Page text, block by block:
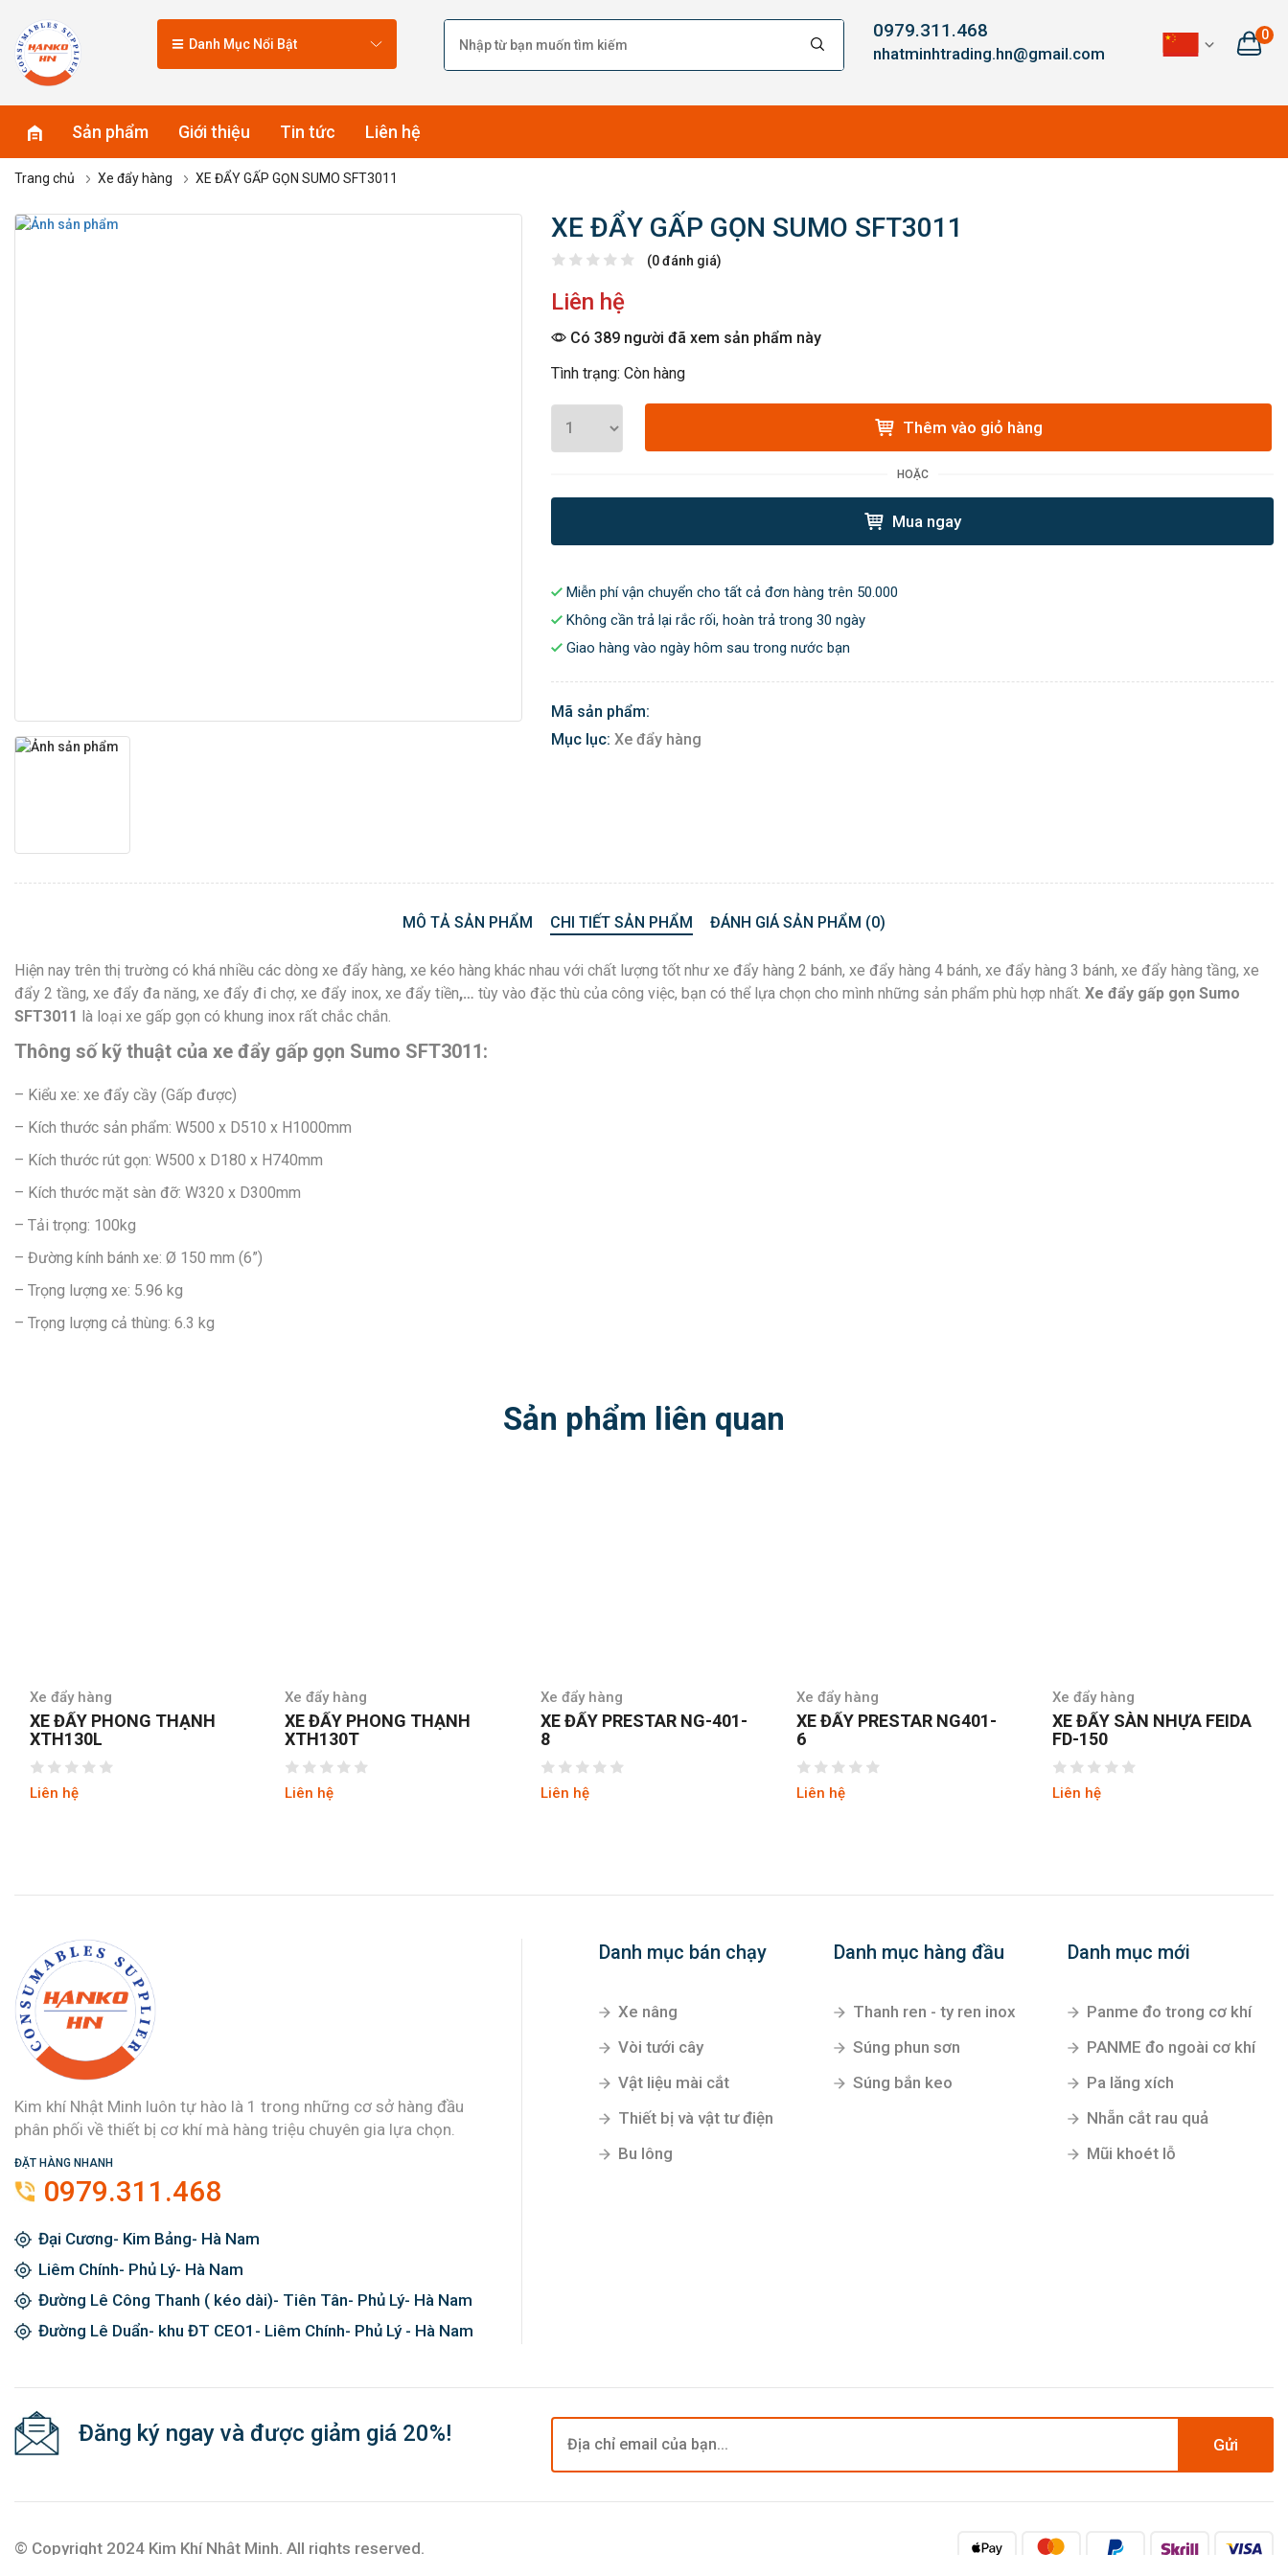
Danh Mục Nổi Bật
0979.311.468
nhatminhtrading.hn@gmail.com
0
Sản phẩm Giới thiệu Tin tức Liên hệ
Trang chủ Xe đẩy hàng XE ĐẨY GẤP GỌN SUMO SFT3011
XE ĐẨY GẤP GỌN SUMO SFT3011
(0 đánh giá)
Liên hệ
Có 389 người đã xem sản phẩm này
Tình trạng: Còn hàng
Thêm vào giỏ hàng
HOẶC
Mua ngay
Miễn phí vận chuyển cho tất cả đơn hàng trên 50.000
Không cần trả lại rắc rối, hoàn trả trong 30 ngày
Giao hàng vào ngày hôm sau trong nước bạn
Mã sản phẩm:
Mục lục: Xe đẩy hàng
MÔ TẢ SẢN PHẨM CHI TIẾT SẢN PHẨM ĐÁNH GIÁ SẢN PHẨM (0)
Hiện nay trên thị trường có khá nhiều các dòng xe đẩy hàng, xe kéo hàng khác nhau với chất lượng tốt như xe đẩy hàng 2 bánh, xe đẩy hàng 4 bánh, xe đẩy hàng 3 bánh, xe đẩy hàng tầng, xe
đẩy 2 tầng, xe đẩy đa năng, xe đẩy đi chợ, xe đẩy inox, xe đẩy tiền,… tùy vào đặc thù của công việc, bạn có thể lựa chọn cho mình những sản phẩm phù hợp nhất. Xe đẩy gấp gọn Sumo
SFT3011 là loại xe gấp gọn có khung inox rất chắc chắn.
Thông số kỹ thuật của xe đẩy gấp gọn Sumo SFT3011:
– Kiểu xe: xe đẩy cầy (Gấp được)
– Kích thước sản phẩm: W500 x D510 x H1000mm
– Kích thước rút gọn: W500 x D180 x H740mm
– Kích thước mặt sàn đỡ: W320 x D300mm
– Tải trọng: 100kg
– Đường kính bánh xe: Ø 150 mm (6”)
– Trọng lượng xe: 5.96 kg
– Trọng lượng cả thùng: 6.3 kg
Sản phẩm liên quan
Xe đẩy hàng
XE ĐẨY PHONG THẠNH
XTH130L
Liên hệ
Xe đẩy hàng
XE ĐẨY PHONG THẠNH
XTH130T
Liên hệ
Xe đẩy hàng
XE ĐẨY PRESTAR NG-401-
8
Liên hệ
Xe đẩy hàng
XE ĐẨY PRESTAR NG401-
6
Liên hệ
Xe đẩy hàng
XE ĐẨY SÀN NHỰA FEIDA
FD-150
Liên hệ
Kim khí Nhật Minh luôn tự hào là 1 trong những cơ sở hàng đầu
phân phối về thiết bị cơ khí mà hàng triệu chuyên gia lựa chọn.
ĐẶT HÀNG NHANH
0979.311.468
Đại Cương- Kim Bảng- Hà Nam
Liêm Chính- Phủ Lý- Hà Nam
Đường Lê Công Thanh ( kéo dài)- Tiên Tân- Phủ Lý- Hà Nam
Đường Lê Duẩn- khu ĐT CEO1- Liêm Chính- Phủ Lý - Hà Nam
Danh mục bán chạy
Xe nâng
Vòi tưới cây
Vật liệu mài cắt
Thiết bị và vật tư điện
Bu lông
Danh mục hàng đầu
Thanh ren - ty ren inox
Súng phun sơn
Súng bắn keo
Danh mục mới
Panme đo trong cơ khí
PANME đo ngoài cơ khí
Pa lăng xích
Nhẵn cắt rau quả
Mũi khoét lỗ
Đăng ký ngay và được giảm giá 20%! Gửi
© Copyright 2024 Kim Khí Nhật Minh. All rights reserved.